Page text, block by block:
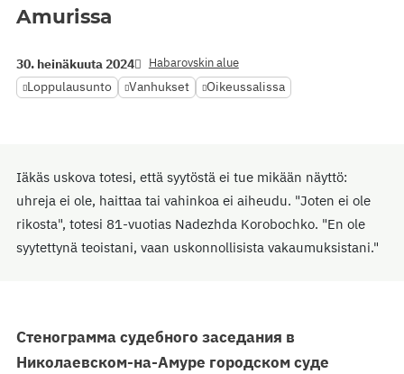
Amurissa
30. heinäkuuta 2024 Habarovskin alue
Loppulausunto Vanhukset Oikeussalissa
Iäkäs uskova totesi, että syytöstä ei tue mikään näyttö:
uhreja ei ole, haittaa tai vahinkoa ei aiheudu. "Joten ei ole
rikosta", totesi 81-vuotias Nadezhda Korobochko. "En ole
syytettynä teoistani, vaan uskonnollisista vakaumuksistani."
Стенограмма судебного заседания в
Николаевском-на-Амуре городском суде